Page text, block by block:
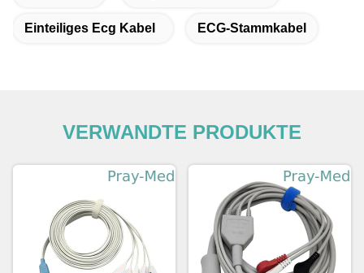
Einteiliges Ecg Kabel ECG-Stammkabel
VERWANDTE PRODUKTE